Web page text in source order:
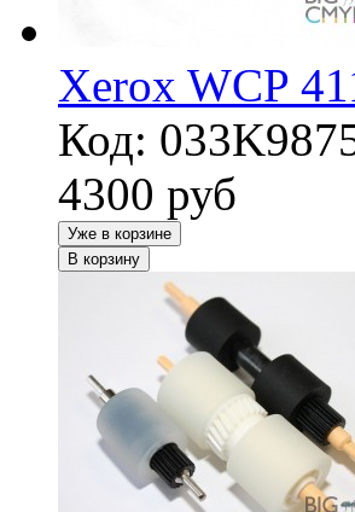
Xerox WCP
Код:
4300 руб
Уже в корзине
В корзину